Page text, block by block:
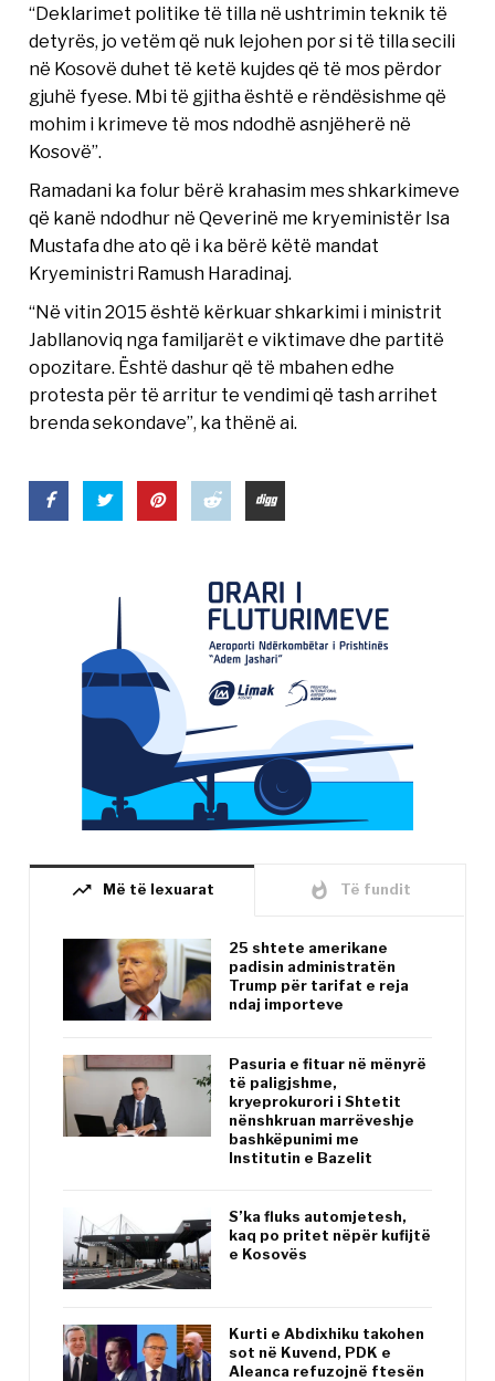
“Deklarimet politike të tilla në ushtrimin teknik të
detyrës, jo vetëm që nuk lejohen por si të tilla secili
në Kosovë duhet të ketë kujdes që të mos përdor
gjuhë fyese. Mbi të gjitha është e rëndësishme që
mohim i krimeve të mos ndodhë asnjëherë në
Kosovë”.
Ramadani ka folur bërë krahasim mes shkarkimeve
që kanë ndodhur në Qeverinë me kryeministër Isa
Mustafa dhe ato që i ka bërë këtë mandat
Kryeministri Ramush Haradinaj.
“Në vitin 2015 është kërkuar shkarkimi i ministrit
Jabllanoviq nga familjarët e viktimave dhe partitë
opozitare. Është dashur që të mbahen edhe
protesta për të arritur te vendimi që tash arrihet
brenda sekondave”, ka thënë ai.
trending_up Më të lexuarat whatshot Të fundit
25 shtete amerikane
padisin administratën
Trump për tarifat e reja
ndaj importeve
Pasuria e fituar në mënyrë
të paligjshme,
kryeprokurori i Shtetit
nënshkruan marrëveshje
bashkëpunimi me
Institutin e Bazelit
S’ka fluks automjetesh,
kaq po pritet nëpër kufijtë
e Kosovës
Kurti e Abdixhiku takohen
sot në Kuvend, PDK e
Aleanca refuzojnë ftesën